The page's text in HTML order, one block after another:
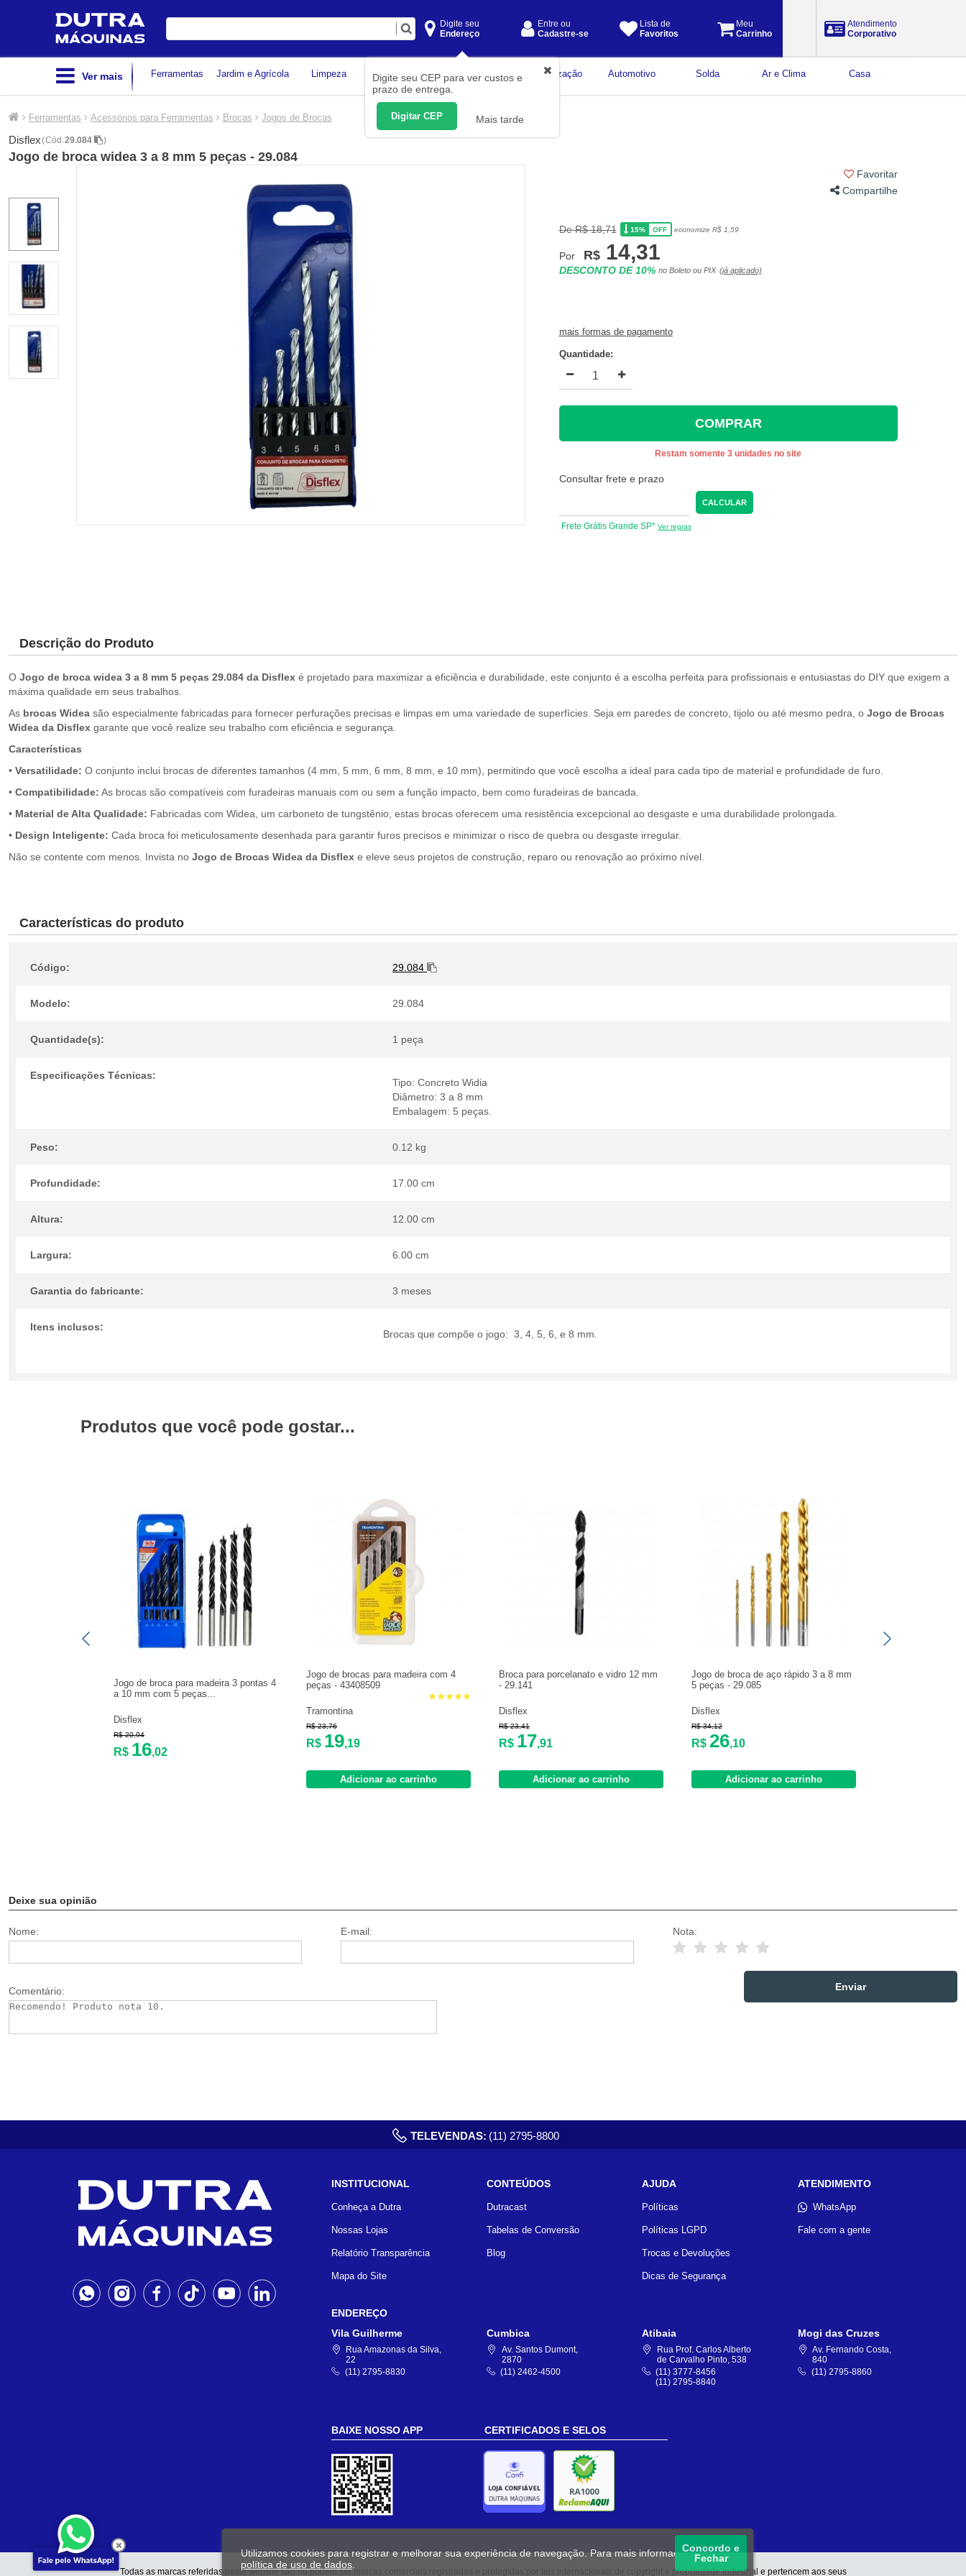
Digite
Digite seu
Endereço
Digite seu CEP para ver custos e
prazo de entrega.
Digitar CEP Mais tarde
Entre ou
Cadastre-se
Lista de
Favoritos
Meu
Carrinho
Atendimento
Corporativo
Ver mais Ferramentas Jardim e Agrícola Limpeza Construção Civil
Medição
Organização Automotivo Solda Ar e Clima Casa
Ferramentas Acessórios para Ferramentas Brocas Jogos de Brocas
Disflex(Cód. 29.084 )
Jogo de broca widea 3 a 8 mm 5 peças - 29.084
Favoritar
Compartilhe
De R$ 18,71 15% OFF economize R$ 1,59
Por R$ 14,31
DESCONTO DE 10% no Boleto ou PIX (já aplicado)
mais formas de pagamento
Quantidade:
COMPRAR
Restam somente 3 unidades no site
Consultar frete e prazo
CALCULAR
Frete Grátis Grande SP* Ver regras
Descrição do Produto
O Jogo de broca widea 3 a 8 mm 5 peças 29.084 da Disflex é projetado para maximizar a eficiência e durabilidade, este conjunto é a escolha perfeita para profissionais e entusiastas do DIY que exigem a
máxima qualidade em seus trabalhos.
As brocas Widea são especialmente fabricadas para fornecer perfurações precisas e limpas em uma variedade de superfícies. Seja em paredes de concreto, tijolo ou até mesmo pedra, o Jogo de Brocas
Widea da Disflex garante que você realize seu trabalho com eficiência e segurança.
Características
• Versatilidade: O conjunto inclui brocas de diferentes tamanhos (4 mm, 5 mm, 6 mm, 8 mm, e 10 mm), permitindo que você escolha a ideal para cada tipo de material e profundidade de furo.
• Compatibilidade: As brocas são compatíveis com furadeiras manuais com ou sem a função impacto, bem como furadeiras de bancada.
• Material de Alta Qualidade: Fabricadas com Widea, um carboneto de tungstênio, estas brocas oferecem uma resistência excepcional ao desgaste e uma durabilidade prolongada.
• Design Inteligente: Cada broca foi meticulosamente desenhada para garantir furos precisos e minimizar o risco de quebra ou desgaste irregular.
Não se contente com menos. Invista no Jogo de Brocas Widea da Disflex e eleve seus projetos de construção, reparo ou renovação ao próximo nível.
Características do produto
Código: 29.084
Modelo: 29.084
Quantidade(s): 1 peça
Especificações Técnicas:
Tipo: Concreto Widia
Diâmetro: 3 a 8 mm
Embalagem: 5 peças.
Peso: 0.12 kg
Profundidade: 17.00 cm
Altura: 12.00 cm
Largura: 6.00 cm
Garantia do fabricante: 3 meses
Itens inclusos:
Brocas que compõe o jogo: 3, 4, 5, 6, e 8 mm.
Produtos que você pode gostar...
Jogo de broca para madeira 3 pontas 4
a 10 mm com 5 peças...
Disflex
R$ 20,94
R$ 16,02
Jogo de brocas para madeira com 4
peças - 43408509
Tramontina
R$ 23,76
R$ 19,19
Adicionar ao carrinho
Broca para porcelanato e vidro 12 mm
- 29.141
Disflex
R$ 23,41
R$ 17,91
Adicionar ao carrinho
Jogo de broca de aço rápido 3 a 8 mm
5 peças - 29.085
Disflex
R$ 34,12
R$ 26,10
Adicionar ao carrinho
Deixe sua opinião
Nome: E-mail: Nota:
Comentário:
TELEVENDAS: (11) 2795-8800
INSTITUCIONAL
Conheça a Dutra
Nossas Lojas
Relatório Transparência
Mapa do Site
CONTEÚDOS
Dutracast
Tabelas de Conversão
Blog
AJUDA
Políticas
Políticas LGPD
Trocas e Devoluções
Dicas de Segurança
ATENDIMENTO
WhatsApp
Fale com a gente
ENDEREÇO
Vila Guilherme
Rua Amazonas da Silva,
22
(11) 2795-8830
Cumbica
Av. Santos Dumont,
2870
(11) 2462-4500
Atibaia
Rua Prof. Carlos Alberto
de Carvalho Pinto, 538
(11) 3777-8456
(11) 2795-8840
Mogi das Cruzes
Av. Fernando Costa,
840
(11) 2795-8860
BAIXE NOSSO APP CERTIFICADOS E SELOS
Todas as marcas referidas neste website são ou podem ser marcas comerciais registradas e protegidas por leis internacionais de copyright e propriedade industrial e pertencem aos seus
Utilizamos cookies para registrar e melhorar sua experiência de navegação. Para mais informações, acesse
política de uso de dados
Concordo e
Fechar